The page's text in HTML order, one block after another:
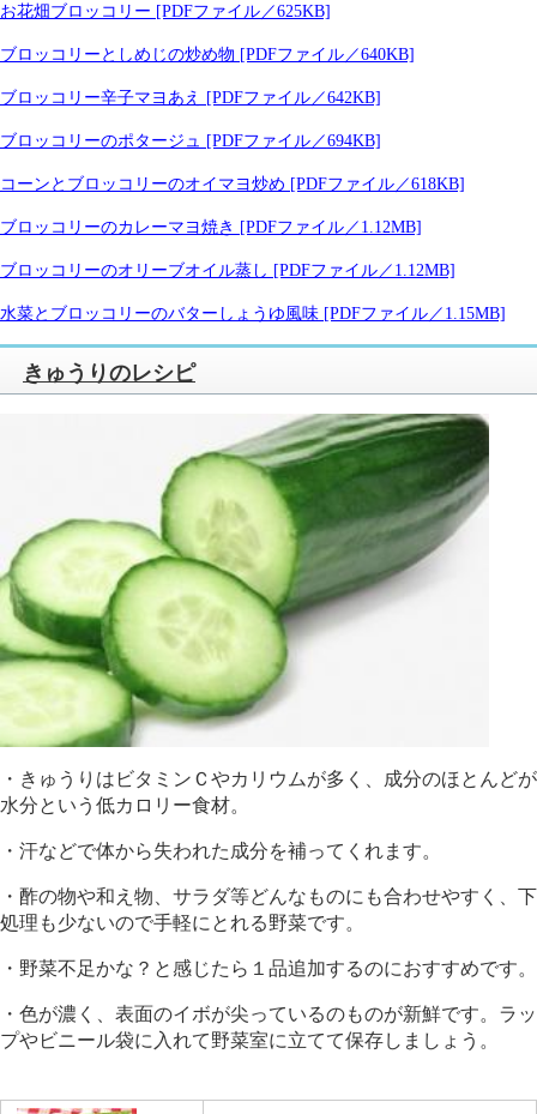
お花畑ブロッコリー [PDFファイル／625KB]
ブロッコリーとしめじの炒め物 [PDFファイル／640KB]
ブロッコリー辛子マヨあえ [PDFファイル／642KB]
ブロッコリーのポタージュ [PDFファイル／694KB]
コーンとブロッコリーのオイマヨ炒め [PDFファイル／618KB]
ブロッコリーのカレーマヨ焼き [PDFファイル／1.12MB]
ブロッコリーのオリーブオイル蒸し [PDFファイル／1.12MB]
水菜とブロッコリーのバターしょうゆ風味 [PDFファイル／1.15MB]
きゅうりのレシピ
・きゅうりはビタミンＣやカリウムが多く、成分のほとんどが
水分という低カロリー食材。
・汗などで体から失われた成分を補ってくれます。
・酢の物や和え物、サラダ等どんなものにも合わせやすく、下
処理も少ないので手軽にとれる野菜です。
・野菜不足かな？と感じたら１品追加するのにおすすめです。
・色が濃く、表面のイボが尖っているのものが新鮮です。ラッ
プやビニール袋に入れて野菜室に立てて保存しましょう。